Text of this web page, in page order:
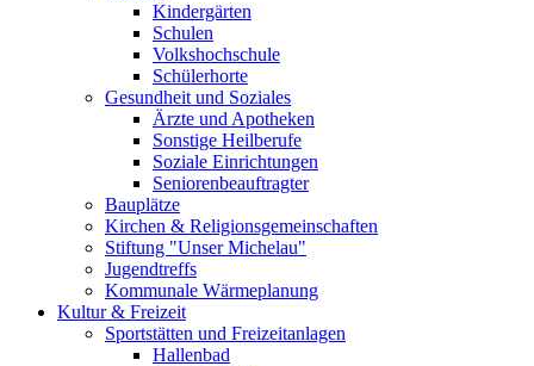
Kindergärten
Schulen
Volkshochschule
Schülerhorte
Gesundheit und Soziales
Ärzte und Apotheken
Sonstige Heilberufe
Soziale Einrichtungen
Seniorenbeauftragter
Bauplätze
Kirchen & Religionsgemeinschaften
Stiftung "Unser Michelau"
Jugendtreffs
Kommunale Wärmeplanung
Kultur & Freizeit
Sportstätten und Freizeitanlagen
Hallenbad